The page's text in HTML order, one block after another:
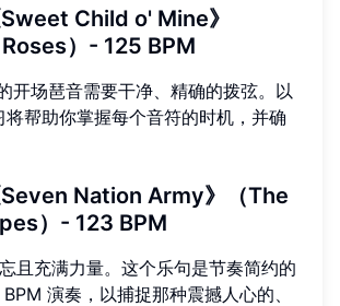
Child o' Mine》
Roses）- 125 BPM
开场琶音需要干净、精确的拨弦。以
将帮助你掌握每个音符的时机，并确
Nation Army》（The
）- 123 BPM
且充满力量。这个乐句是节奏简约的
演奏，以捕捉那种震撼人心的、